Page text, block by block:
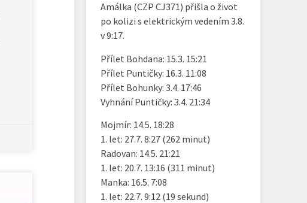
Amálka (CZP CJ371) přišla o život
po kolizi s elektrickým vedením 3.8.
v 9:17.
Přílet Bohdana: 15.3. 15:21
Přílet Puntičky: 16.3. 11:08
Přílet Bohunky: 3.4. 17:46
Vyhnání Puntičky: 3.4. 21:34
Mojmír: 14.5. 18:28
1. let: 27.7. 8:27 (262 minut)
Radovan: 14.5. 21:21
1. let: 20.7. 13:16 (311 minut)
Manka: 16.5. 7:08
1. let: 22.7. 9:12 (19 sekund)